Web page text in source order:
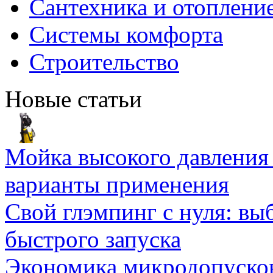
Сантехника и
Системы комфорта
Строительство
Новые статьи
Мойка высокого
варианты применения
Свой глэмпинг с нуля:
быстрого запуска
Экономика